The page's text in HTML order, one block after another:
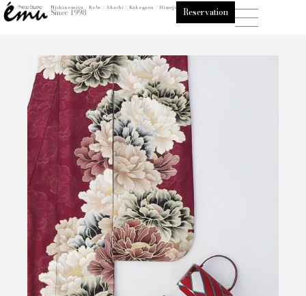
内
容
Nishinomiya / Kobe / Akashi / Kakogawa / Himeji
Since 1998 Reservation